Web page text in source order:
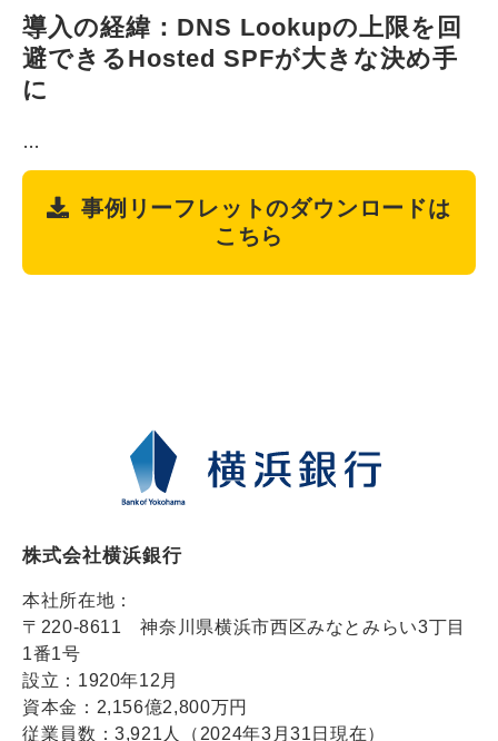
導入の経緯：DNS Lookupの上限を回
避できるHosted SPFが大きな決め手
に
…
事例リーフレットのダウンロードは
こちら
株式会社横浜銀行
本社所在地：
〒220-8611 神奈川県横浜市西区みなとみらい3丁目
1番1号
設立：1920年12月
資本金：2,156億2,800万円
従業員数：3,921人（2024年3月31日現在）